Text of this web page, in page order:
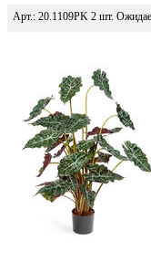
Арт.: 20.1109PK 2 шт.